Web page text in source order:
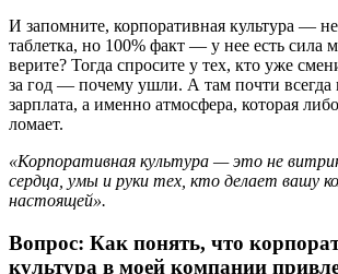
И запомните, корпоративная культура —
таблетка, но 100% факт — у нее есть сила
верите? Тогда спросите у тех, кто уже
за год — почему ушли. А там почти всегда
зарплата, а именно атмосфера, которая
ломает.
«Корпоративная культура — это не
сердца, умы и руки тех, кто делает вашу
настоящей».
Вопрос: Как понять, что
культура в моей компании